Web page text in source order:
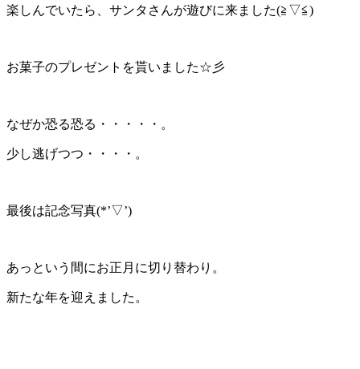
楽しんでいたら、サンタさんが遊びに来ました(≧▽≦)
お菓子のプレゼントを貰いました☆彡
なぜか恐る恐る・・・・・。
少し逃げつつ・・・・。
最後は記念写真(*’▽’)
あっという間にお正月に切り替わり。
新たな年を迎えました。